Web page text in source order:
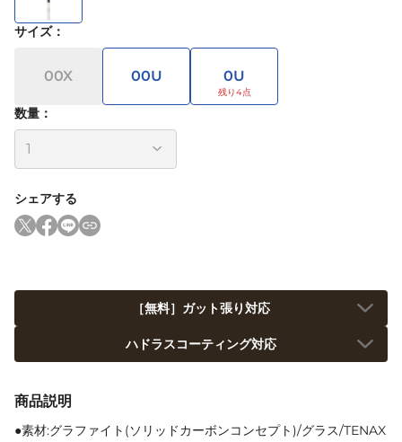
サイズ：
00X 00U 0U
数量：
シェアする
［無料］ガット張り対応
ハドラスコーティング対応
商品説明
●素材:グラファイト(ソリッドカーボンコンセプト)/グラス/TENAX